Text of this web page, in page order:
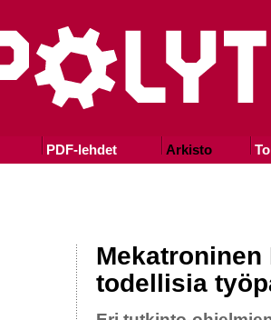
PDF-lehdet Arkisto
todellisia